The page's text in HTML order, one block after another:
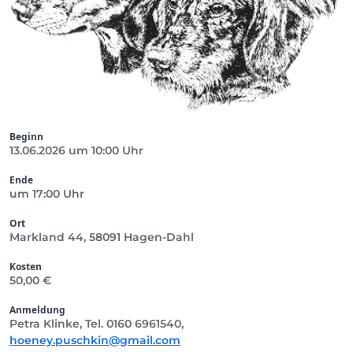
Beginn
13.06.2026 um 10:00 Uhr
Ende
um 17:00 Uhr
Ort
Markland 44, 58091 Hagen-Dahl
Kosten
50,00 €
Anmeldung
Petra Klinke, Tel. 0160 6961540,
hoeney.puschkin@gmail.com